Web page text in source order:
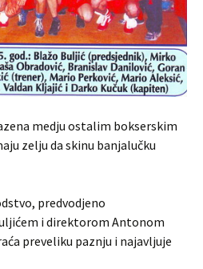
medju ostalim bokserskim
zelju da skinu banjalučku
predvodjeno
i direktorom Antonom
preveliku paznju i najavljuje